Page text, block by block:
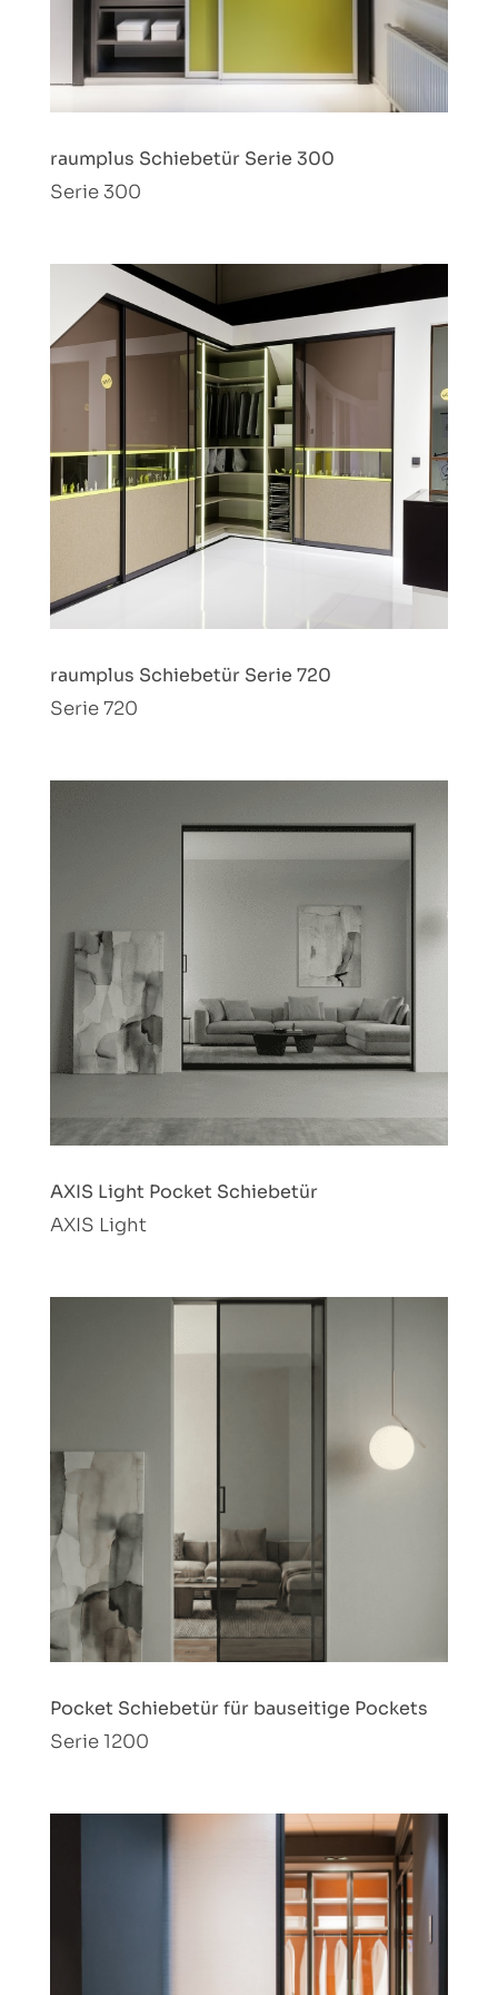
raumplus Schiebetür Serie 300
Serie 300
raumplus Schiebetür Serie 720
Serie 720
AXIS Light Pocket Schiebetür
AXIS Light
Pocket Schiebetür für bauseitige Pockets
Serie 1200